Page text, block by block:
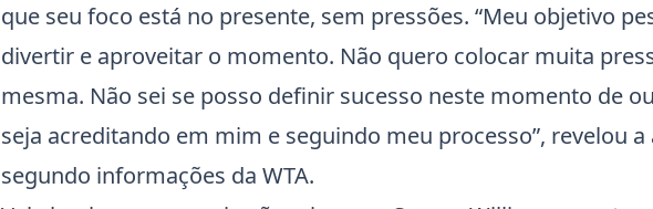
que seu foco está no presente, sem pressões. “Meu objetivo
divertir e aproveitar o momento. Não quero colocar muita
mesma. Não sei se posso definir sucesso neste momento de
seja acreditando em mim e seguindo meu processo”, revelou a
segundo informações da WTA.